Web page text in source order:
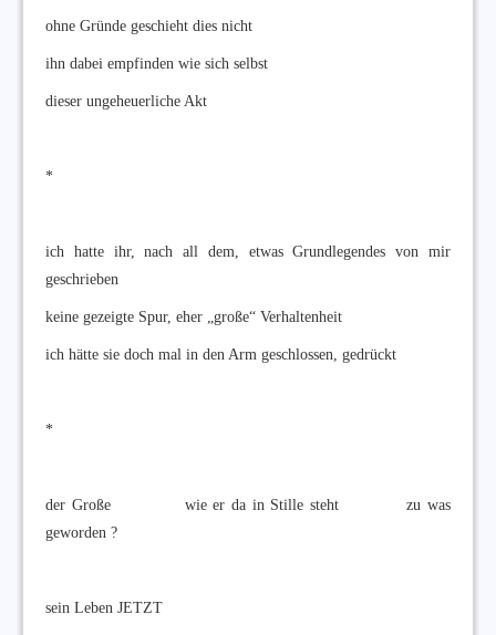
ohne Gründe geschieht dies nicht
ihn dabei empfinden wie sich selbst
dieser ungeheuerliche Akt
*
ich hatte ihr, nach all dem, etwas Grundlegendes von mir
geschrieben
keine gezeigte Spur, eher „große“ Verhaltenheit
ich hätte sie doch mal in den Arm geschlossen, gedrückt
*
der Große wie er da in Stille steht zu was
geworden ?
sein Leben JETZT